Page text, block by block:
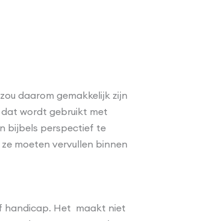
daarom gemakkelijk zijn
dat wordt gebruikt met
bijbels perspectief te
moeten vervullen binnen
handicap. Het maakt niet